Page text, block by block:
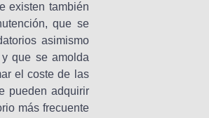
existen también
que se
asimismo
que se amolda
el coste de las
pueden adquirir
más frecuente